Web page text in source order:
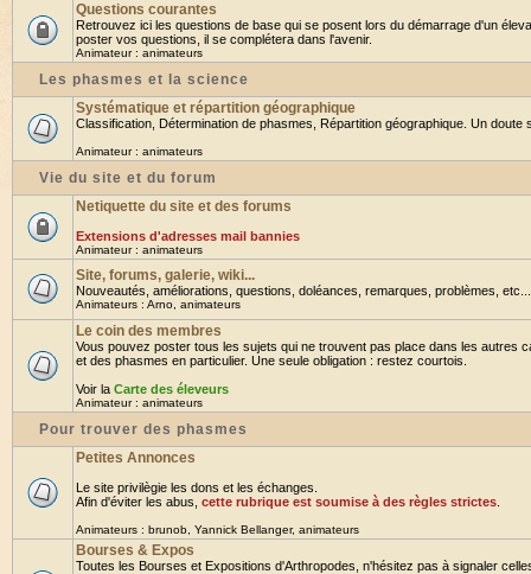
Questions courantes
Retrouvez ici les questions de base qui se posent lors du démarrage d'un
poster vos questions, il se complétera dans l'avenir.
Animateur : animateurs
Les phasmes et la science
Systématique et répartition géographique
Classification, Détermination de phasmes, Répartition géographique. Un doute
Animateur : animateurs
Vie du site et du forum
Netiquette du site et des forums
Extensions d'adresses mail bannies
Animateur : animateurs
Site, forums, galerie, wiki...
Nouveautés, améliorations, questions, doléances, remarques, problèmes,
Animateurs : Arno animateurs
Le coin des membres
Vous pouvez poster tous les sujets qui ne trouvent pas place dans les autres
et des phasmes en particulier. Une seule obligation : restez courtois.
Voir la Carte des éleveurs
Animateur : animateurs
Pour trouver des phasmes
Petites Annonces
Le site privilègie les dons et les échanges.
Afin d'éviter les abus, cette rubrique est soumise à des règles strictes
Animateurs : brunob Yannick Bellanger, animateurs
Bourses & Expos
Toutes les Bourses et Expositions d'Arthropodes, n'hésitez pas à signaler